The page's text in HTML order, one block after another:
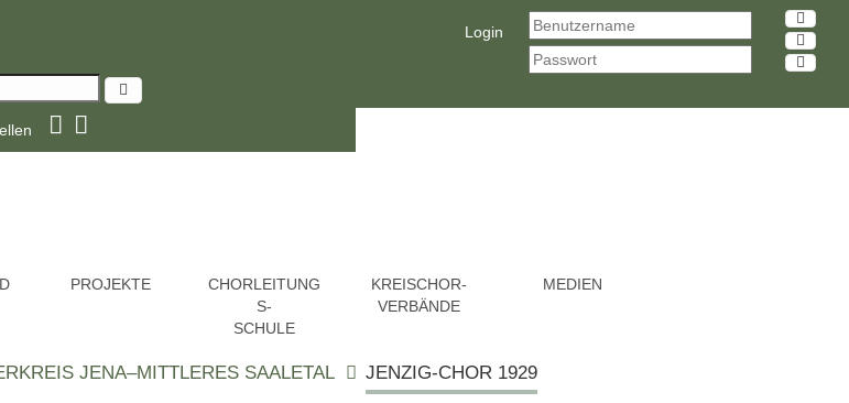
Login
PROJEKTE
CHORLEITUNG
S-
SCHULE
KREISCHOR-
VERBÄNDE
MEDIEN
JENA–MITTLERES SAALETAL JENZIG-CHOR 1929